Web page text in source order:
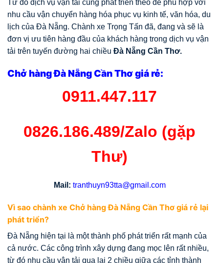
Từ đó dịch vụ vận tải cũng phát triển theo để phù hợp với
nhu cầu vận chuyển hàng hóa phục vụ kinh tế, văn hóa, du
lịch của Đà Nẵng. Chành xe Trọng Tấn đã, đang và sẽ là
đơn vị ưu tiên hàng đầu của khách hàng trong dịch vụ vận
tải trên tuyến đường hai chiều Đà Nẵng Cần Thơ.
Chở hàng Đà Nẵng Cần Thơ giá rẻ:
0911.447.117
0826.186.489/Zalo (gặp
Thư)
Mail: tranthuyn93tta@gmail.com
Vì sao chành xe Chở hàng Đà Nẵng Cần Thơ giá rẻ lại
phát triển?
Đà Nẵng hiện tại là một thành phố phát triển rất mạnh của
cả nước. Các công trình xây dựng đang mọc lên rất nhiều,
từ đó nhu cầu vận tải qua lại 2 chiều giữa các tỉnh thành